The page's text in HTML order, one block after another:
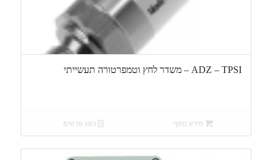
ADZ – TPSI – משדר לחץ וטמפרטורה תעשייתי
מידע נוסף הצג פרטים